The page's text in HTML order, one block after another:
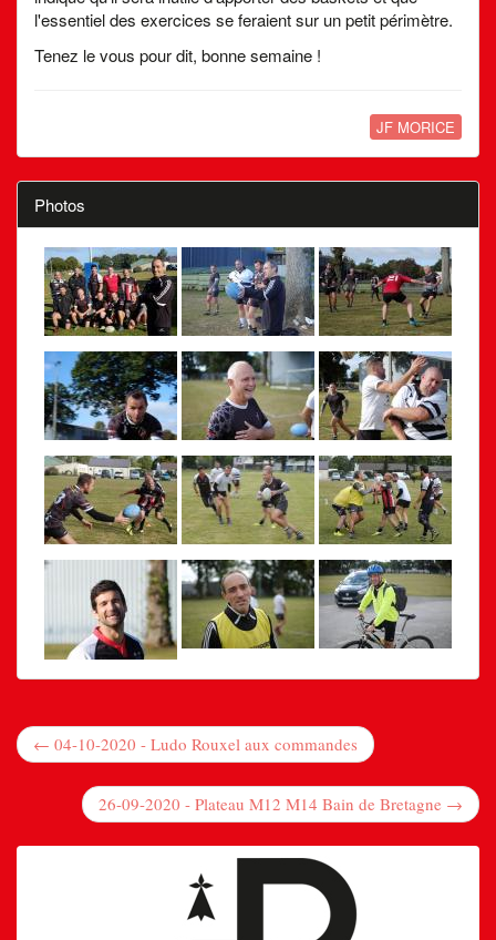
l'essentiel des exercices se feraient sur un petit périmètre.
Tenez le vous pour dit, bonne semaine !
JF MORICE
Photos
← 04-10-2020 - Ludo Rouxel aux commandes
26-09-2020 - Plateau M12 M14 Bain de Bretagne →